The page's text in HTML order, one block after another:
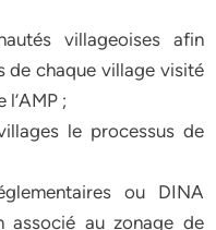
villageoises afin
de chaque village visité
;
le processus de
ou DINA
associé au zonage de